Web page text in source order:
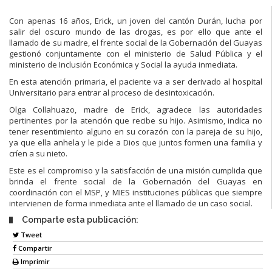
Con apenas 16 años, Erick, un joven del cantón Durán, lucha por
salir del oscuro mundo de las drogas, es por ello que ante el
llamado de su madre, el frente social de la Gobernación del Guayas
gestionó conjuntamente con el ministerio de Salud Pública y el
ministerio de Inclusión Económica y Social la ayuda inmediata.
En esta atención primaria, el paciente va a ser derivado al hospital
Universitario para entrar al proceso de desintoxicación.
Olga Collahuazo, madre de Erick, agradece las autoridades
pertinentes por la atención que recibe su hijo. Asimismo, indica no
tener resentimiento alguno en su corazón con la pareja de su hijo,
ya que ella anhela y le pide a Dios que juntos formen una familia y
críen a su nieto.
Este es el compromiso y la satisfacción de una misión cumplida que
brinda el frente social de la Gobernación del Guayas en
coordinación con el MSP, y MIES instituciones públicas que siempre
intervienen de forma inmediata ante el llamado de un caso social.
Comparte esta publicación:
Tweet
Compartir
Imprimir